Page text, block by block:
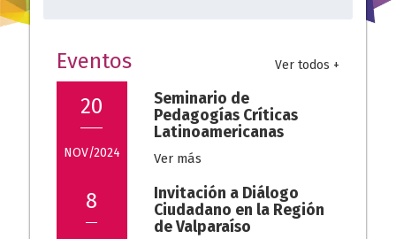
Eventos Ver todos +
20
NOV/2024
Seminario de
Pedagogías Críticas
Latinoamericanas
Ver más
8
Invitación a Diálogo
Ciudadano en la Región
de Valparaíso